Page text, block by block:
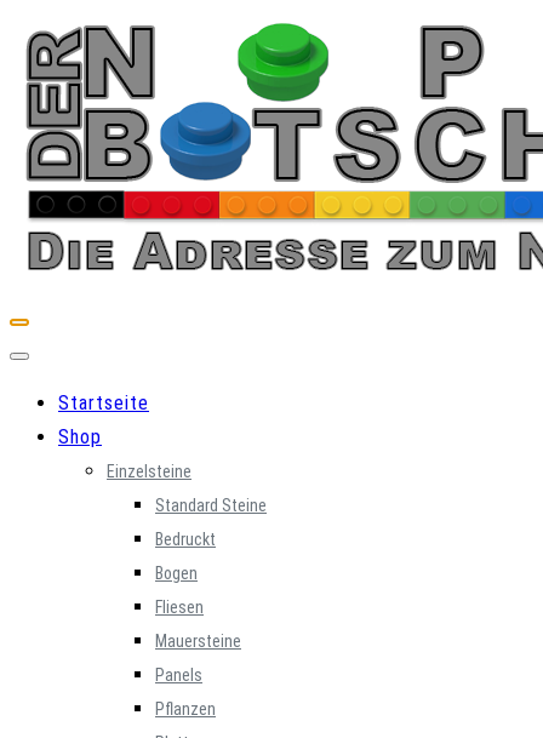
Skip
content
Startseite
Shop
Einzelsteine
Standard Steine
Bedruckt
Bogen
Fliesen
Mauersteine
Panels
Pflanzen